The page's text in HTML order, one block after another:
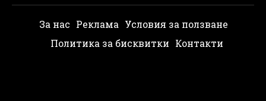
За нас Реклама Условия за ползване
Политика за бисквитки Контакти